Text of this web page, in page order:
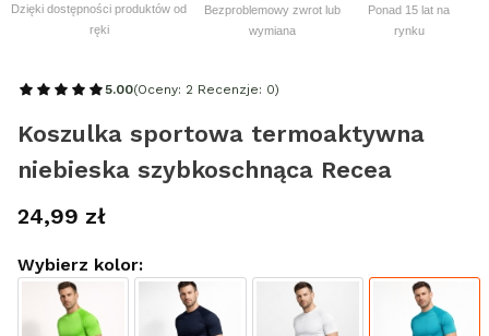
Dzięki dostępności produktów od
ręki
Bezproblemowy zwrot lub
wymiana
Ponad 15 lat na
rynku
5.00(Oceny: 2 Recenzje: 0)
Koszulka sportowa termoaktywna
niebieska szybkoschnąca Recea
Cena
24,99 zł
Wybierz kolor: